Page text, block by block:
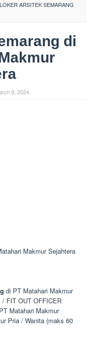
LOKER ARSITEK SEMARANG
di
9, 2024
Makmur Sejahtera
di PT Matahari Makmur
FIT OUT OFFICER
Matahari Makmur
Pria / Wanita (maks 60